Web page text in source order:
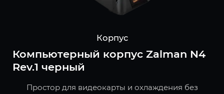
Корпус
Компьютерный корпус Zalman N4
Rev.1 черный
Простор для видеокарты и охлаждения без